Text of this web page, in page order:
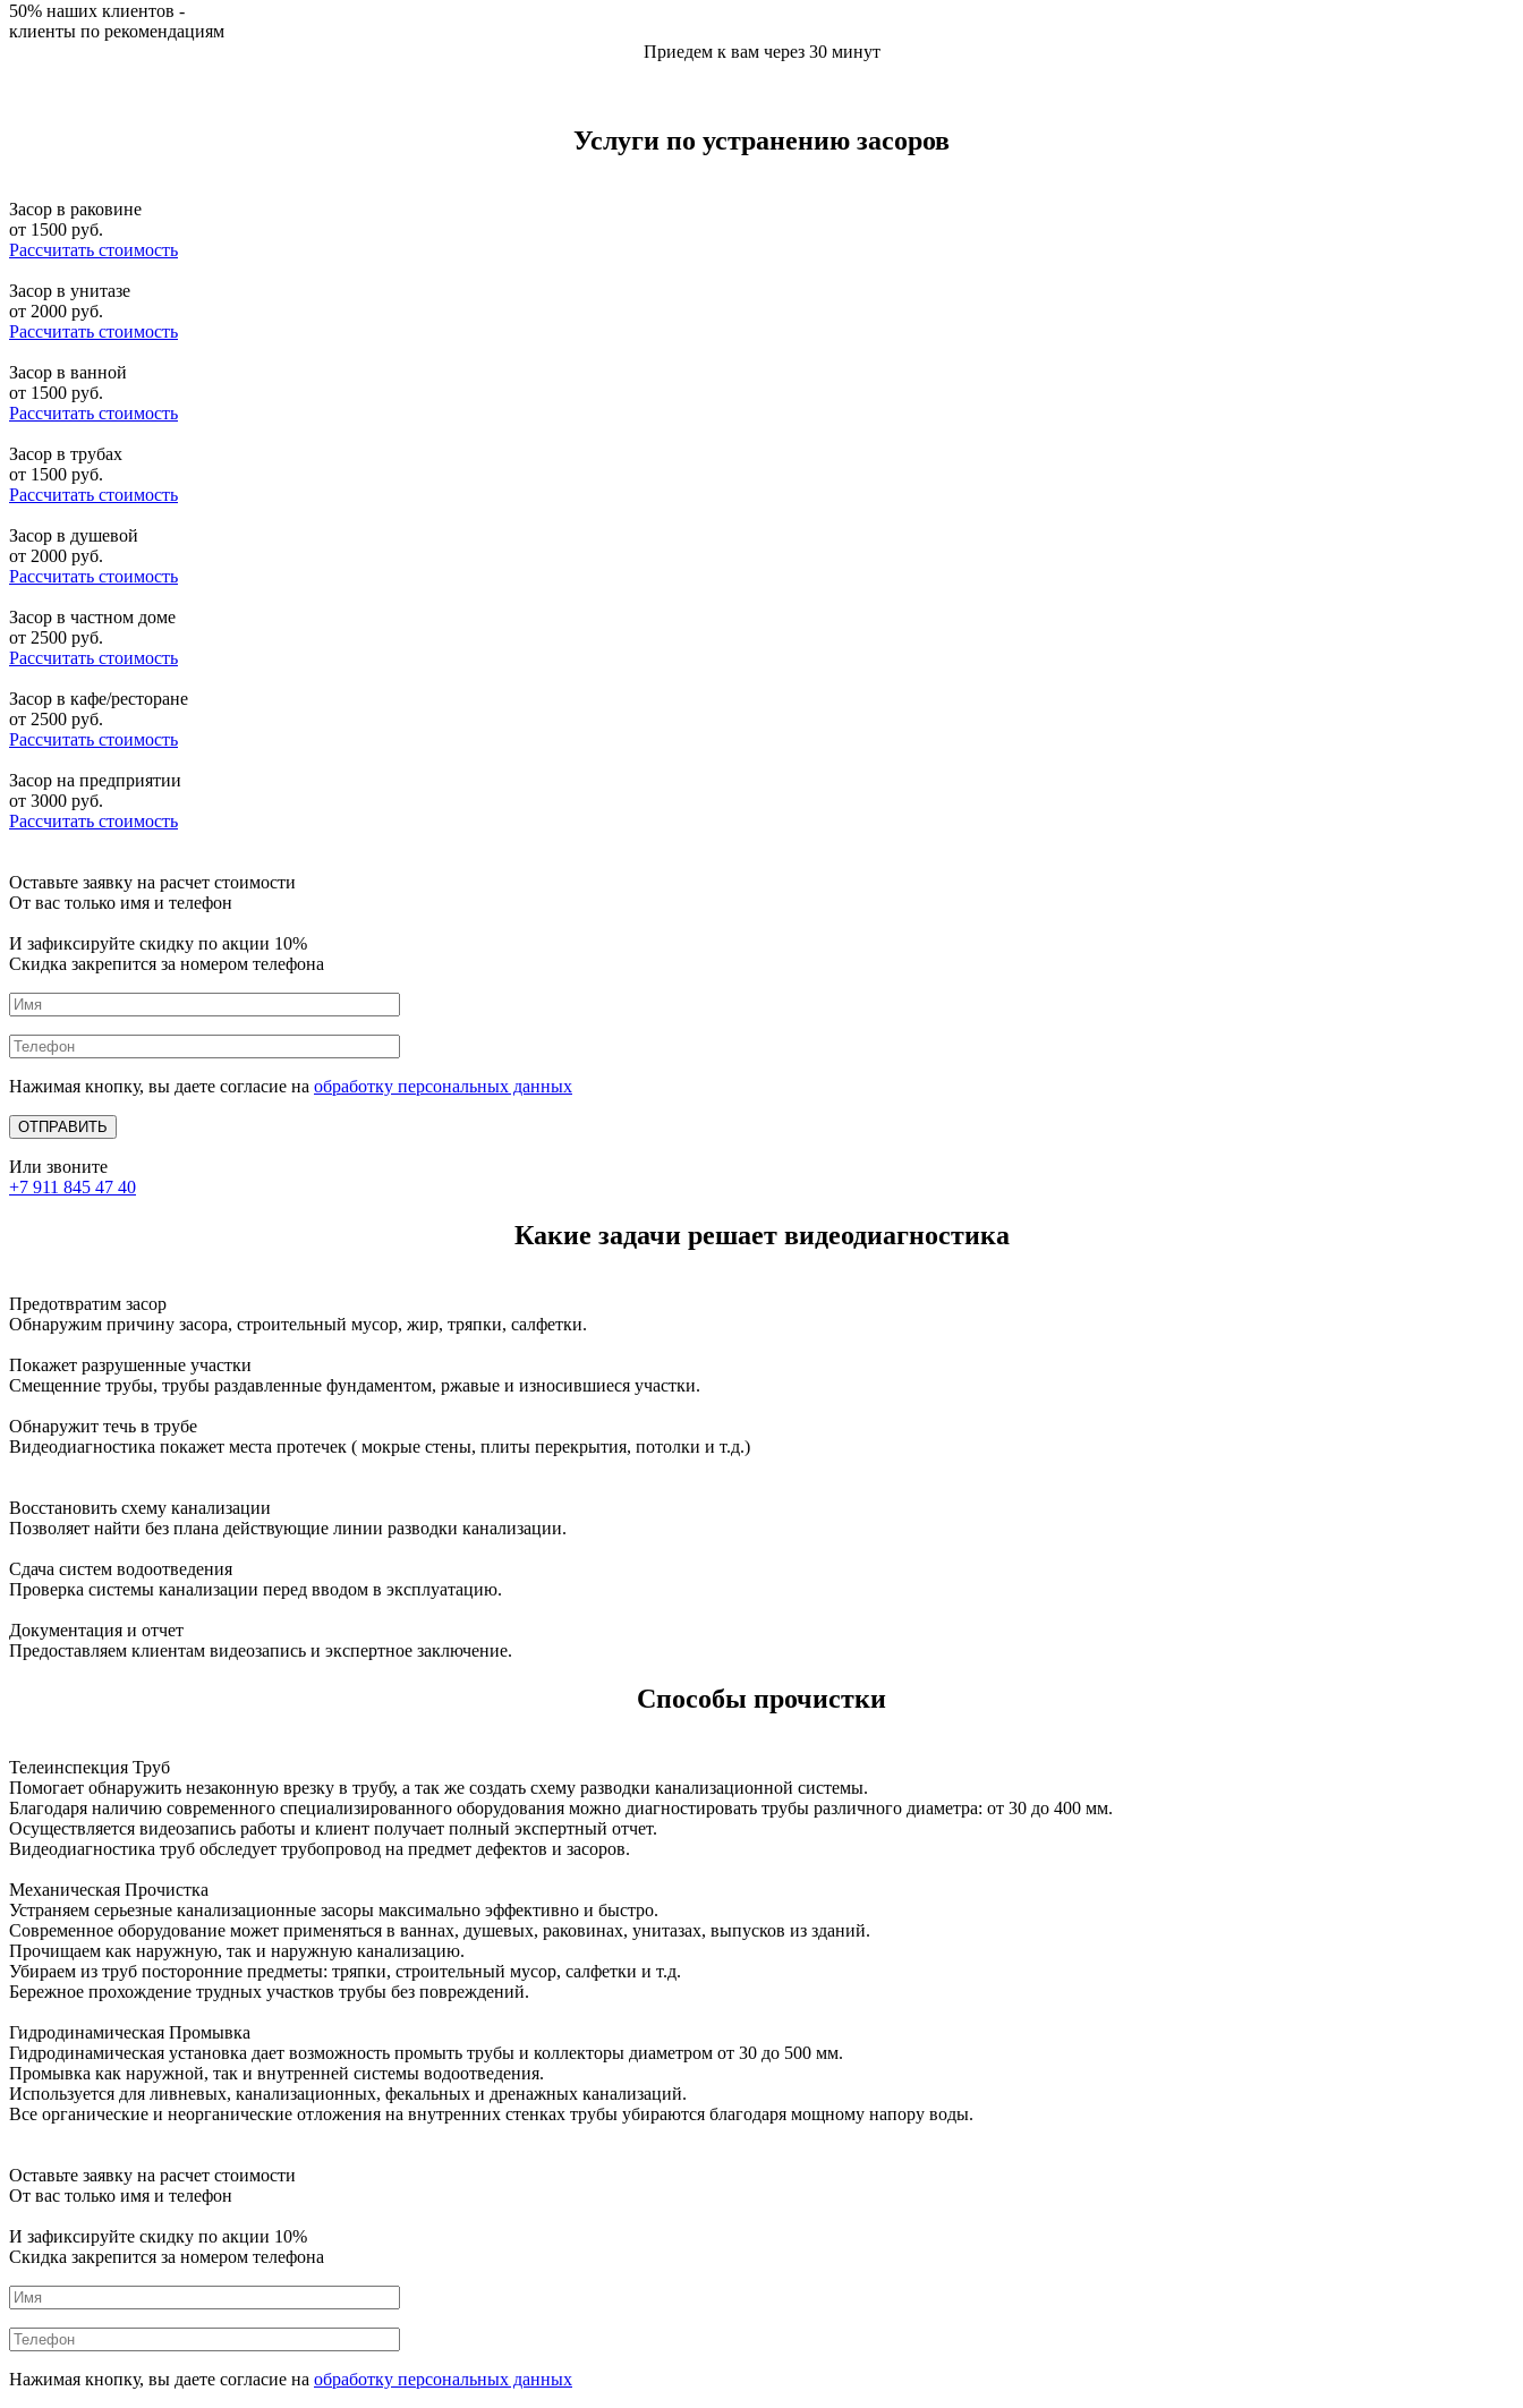
50% наших клиентов -
клиенты по рекомендациям
Приедем к вам через 30 минут
Услуги по устранению засоров
Засор в раковине
от 1500 руб.
Рассчитать стоимость
Засор в унитазе
от 2000 руб.
Рассчитать стоимость
Засор в ванной
от 1500 руб.
Рассчитать стоимость
Засор в трубах
от 1500 руб.
Рассчитать стоимость
Засор в душевой
от 2000 руб.
Рассчитать стоимость
Засор в частном доме
от 2500 руб.
Рассчитать стоимость
Засор в кафе/ресторане
от 2500 руб.
Рассчитать стоимость
Засор на предприятии
от 3000 руб.
Рассчитать стоимость
Оставьте заявку на расчет стоимости
От вас только имя и телефон
И зафиксируйте скидку по акции 10%
Скидка закрепится за номером телефона
Нажимая кнопку, вы даете согласие на обработку персональных данных
Или звоните
+7 911 845 47 40
Какие задачи решает видеодиагностика
Предотвратим засор
Обнаружим причину засора, cтроительный мусор, жир, тряпки, салфетки.
Покажет разрушенные участки
Смещенние трубы, трубы раздавленные фундаментом, ржавые и износившиеся участки.
Обнаружит течь в трубе
Видеодиагностика покажет места протечек ( мокрые стены, плиты перекрытия, потолки и т.д.)
Восстановить схему канализации
Позволяет найти без плана действующие линии разводки канализации.
Сдача систем водоотведения
Проверка системы канализации перед вводом в эксплуатацию.
Документация и отчет
Предоставляем клиентам видеозапись и экспертное заключение.
Способы прочистки
Телеинспекция Труб
Помогает обнаружить незаконную врезку в трубу, а так же создать схему разводки канализационной системы.
Благодаря наличию современного специализированного оборудования можно диагностировать трубы различного диаметра: от 30 до 400 мм.
Осуществляется видеозапись работы и клиент получает полный экспертный отчет.
Видеодиагностика труб обследует трубопровод на предмет дефектов и засоров.
Механическая Прочистка
Устраняем серьезные канализационные засоры максимально эффективно и быстро.
Современное оборудование может применяться в ваннах, душевых, раковинах, унитазах, выпусков из зданий.
Прочищаем как наружную, так и наружную канализацию.
Убираем из труб посторонние предметы: тряпки, строительный мусор, салфетки и т.д.
Бережное прохождение трудных участков трубы без повреждений.
Гидродинамическая Промывка
Гидродинамическая установка дает возможность промыть трубы и коллекторы диаметром от 30 до 500 мм.
Промывка как наружной, так и внутренней системы водоотведения.
Используется для ливневых, канализационных, фекальных и дренажных канализаций.
Все органические и неорганические отложения на внутренних стенках трубы убираются благодаря мощному напору воды.
Оставьте заявку на расчет стоимости
От вас только имя и телефон
И зафиксируйте скидку по акции 10%
Скидка закрепится за номером телефона
Нажимая кнопку, вы даете согласие на обработку персональных данных